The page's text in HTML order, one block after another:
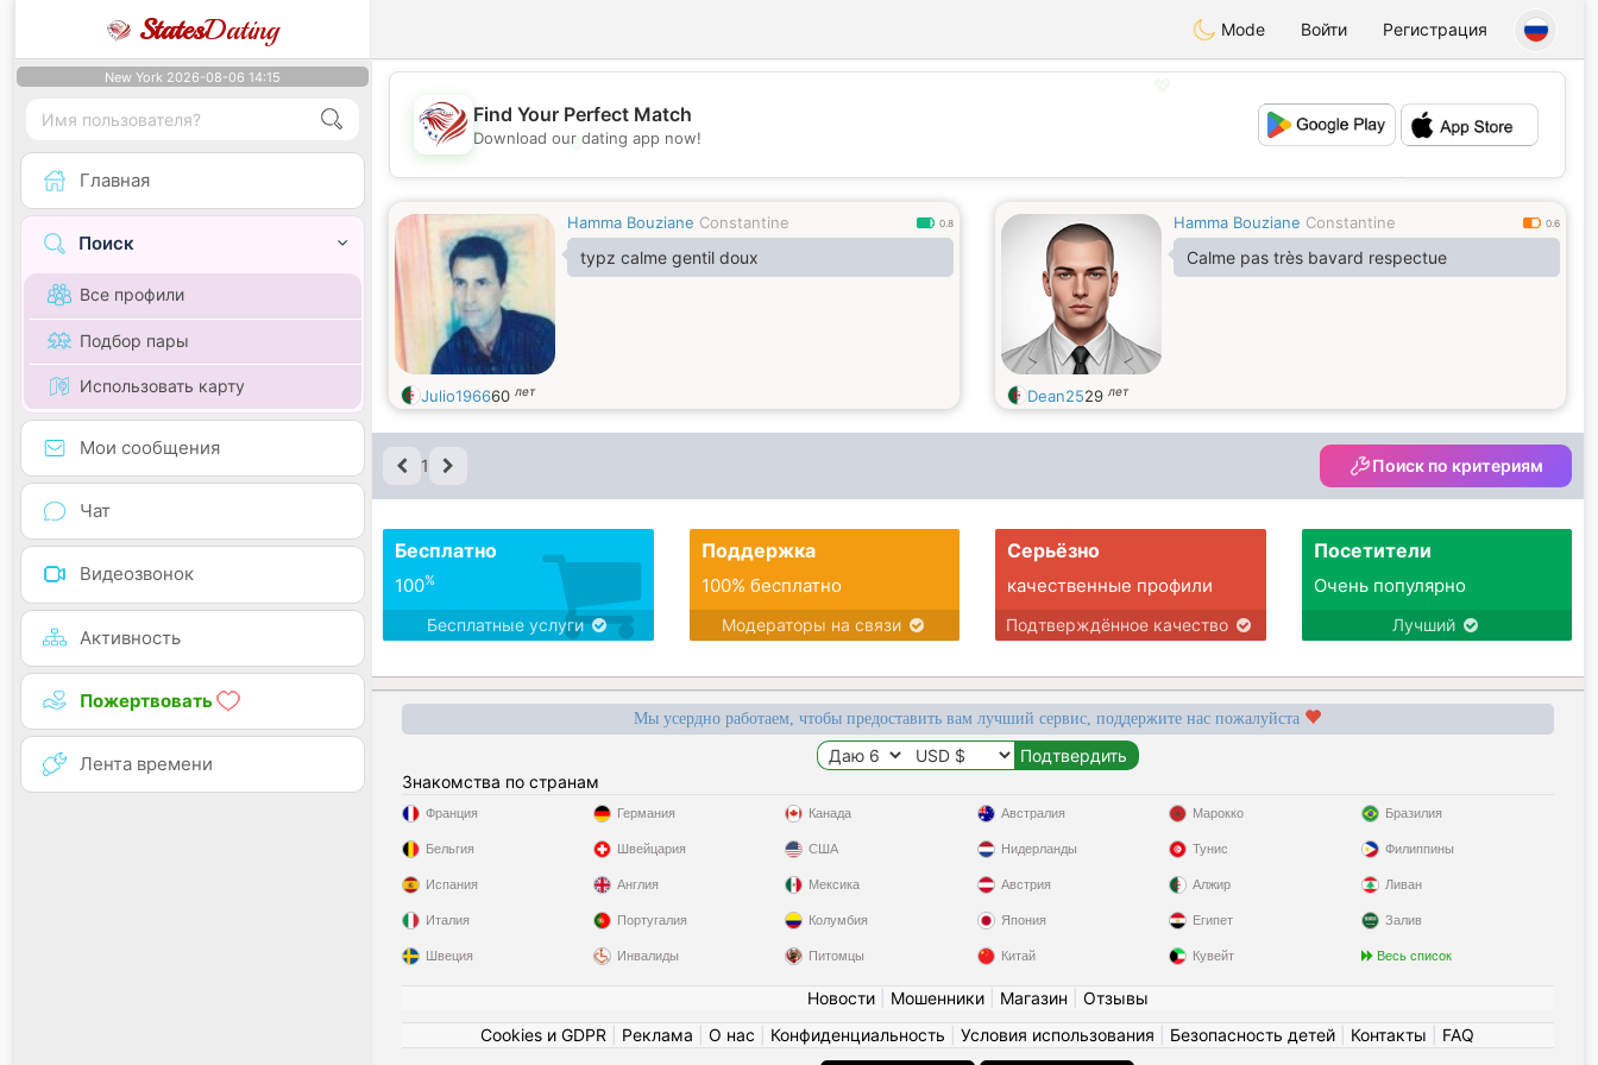
StatesDating Mode Войти Регистрация
New York 2026-08-06 14:15
Главная
Поиск
Все профили
Подбор пары
Использовать карту
Мои сообщения
Чат
Видеозвонок
Активность
Пожертвовать
Лента времени
💖
💕
Find Your Perfect Match
Download our dating app now!
Hamma Bouziane Constantine 0.8
typz calme gentil doux
Julio196660 лет
Hamma Bouziane Constantine 0.6
Calme pas très bavard respectue
Dean2529 лет
1 Поиск по критериям
Бесплатно
100%
Бесплатные услуги
Поддержка
100% бесплатно
Модераторы на связи
Серьёзно
качественные профили
Подтверждённое качество
Посетители
Очень популярно
Лучший
Мы усердно работаем, чтобы предоставить вам лучший сервис, поддержите нас пожалуйста
Знакомства по странам
Франция
Бельгия
Испания
Италия
Швеция
Германия
Швейцария
Англия
Португалия
Инвалиды
Канада
США
Мексика
Колумбия
Питомцы
Австралия
Нидерланды
Австрия
Япония
Китай
Марокко
Тунис
Алжир
Египет
Кувейт
Бразилия
Филиппины
Ливан
Залив
Весь список
Новости| Мошенники| Магазин
Отзывы
Cookies и GDPR
Реклама О нас Конфиденциальность Условия использования Безопасность детей Контакты FAQ